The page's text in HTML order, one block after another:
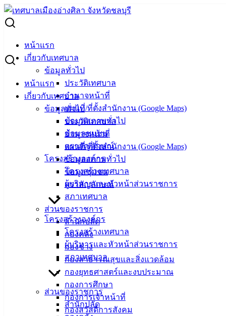
Skip
to
content
หน้าแรก
เกี่ยวกับเทศบาล
ข้อมูลทั่วไป
ประวัติเทศบาล
อำนาจหน้าที่
แผนที่/ที่ตั้งสำนักงาน (Google Maps)
ข้อมูลสภาพทั่วไป
ข้อมูลชุมชน
ตราสัญลักษณ์
โครงสร้างองค์กร
โครงสร้างเทศบาล
ผู้บริหารและหัวหน้าส่วนราชการ
สภาเทศบาล
ส่วนของราชการ
สำนักปลัด
กองคลัง
กองช่าง
กองสาธารณสุขและสิ่งแวดล้อม
กองยุทธศาสตร์และงบประมาณ
กองการศึกษา
กองการเจ้าหน้าที่
กองสวัสดิการสังคม
หน้าแรก
เกี่ยวกับเทศบาล
ข้อมูลทั่วไป
ประวัติเทศบาล
อำนาจหน้าที่
แผนที่/ที่ตั้งสำนักงาน (Google Maps)
ข้อมูลสภาพทั่วไป
ข้อมูลชุมชน
ตราสัญลักษณ์
โครงสร้างองค์กร
โครงสร้างเทศบาล
ผู้บริหารและหัวหน้าส่วนราชการ
สภาเทศบาล
ส่วนของราชการ
สำนักปลัด
Search
-ร่าง- ประกวดราคาซื้อพร้อมติดตั้งระบบเสียงตามสายแบบไร้
สาย 24 ชุด
-ร่าง- ประกวดราคาซื้อพร้อมติดตั้งระบบ
เสียงตามสายแบบไร้สาย 24 ชุด
พฤษภาคม 9, 2024 พฤษภาคม 9, 2024
ร่างประกาศ
-ร่าง- ประกวดราคาซื้อพร้อมติดตั้งระบบเสียงตามสายแบบไร้สาย 24 ชุด
เมืองอ่าง
อ่างศิลา 90/338